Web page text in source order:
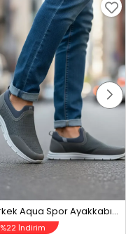
Erkek Aqua Spor Ayakkabı Füme
%22 İndirim